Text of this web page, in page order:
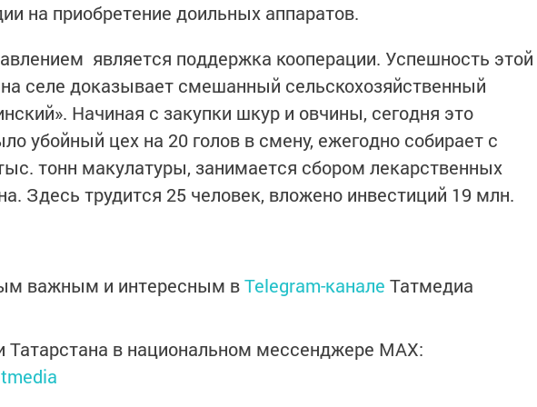
на приобретение доильных аппаратов.
является поддержка кооперации. Успешность этой
селе доказывает смешанный сельскохозяйственный
Начиная с закупки шкур и овчины, сегодня это
убойный цех на 20 голов в смену, ежегодно собирает с
тонн макулатуры, занимается сбором лекарственных
Здесь трудится 25 человек, вложено инвестиций 19 млн.
важным и интересным вTelegram-канале Татмедиа
Татарстана в национальном мессенджере MАХ: